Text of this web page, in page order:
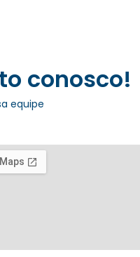
conosco!
equipe